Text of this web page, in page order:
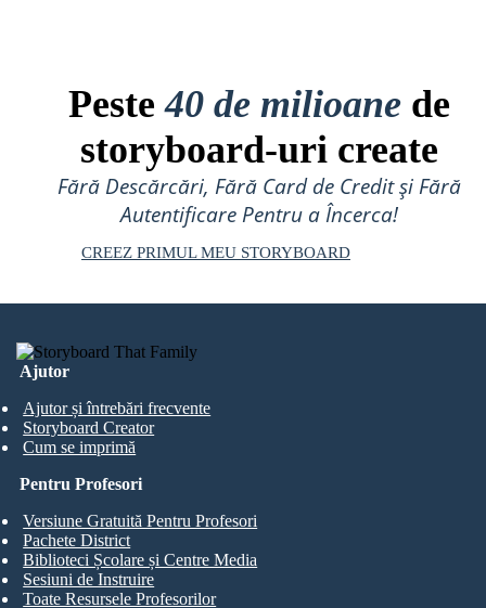
Peste40 de milioane de
storyboard-uri create
Fără Descărcări, Fără Card de Credit și Fără
Autentificare Pentru a Încerca!
CREEZ PRIMUL MEU STORYBOARD
Ajutor
Ajutor și întrebări frecvente
Storyboard Creator
Cum se imprimă
Pentru Profesori
Versiune Gratuită Pentru Profesori
Pachete District
Biblioteci Școlare și Centre Media
Sesiuni de Instruire
Toate Resursele Profesorilor